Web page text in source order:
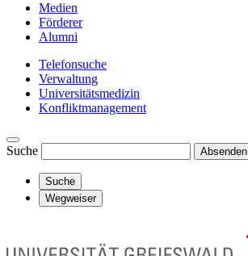
Medien
Förderer
Alumni
Telefonsuche
Verwaltung
Universitätsmedizin
Konfliktmanagement
Suche Absenden
Suche
Wegweiser